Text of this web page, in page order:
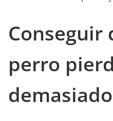
Conseguir
perro